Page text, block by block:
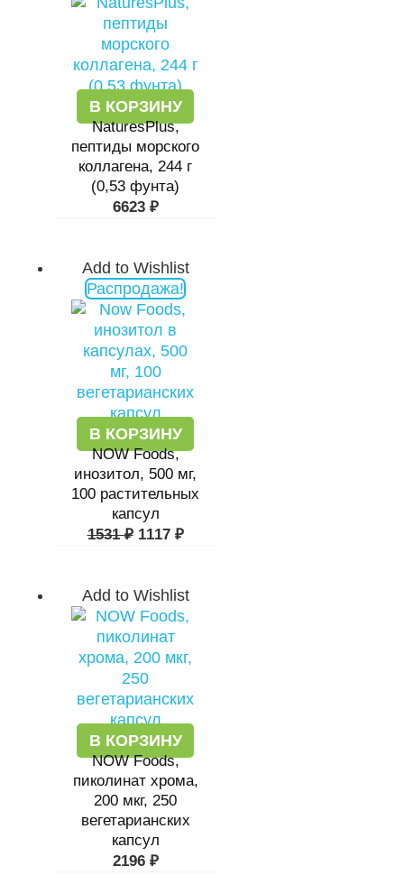
В КОРЗИНУ
NaturesPlus,
пептиды морского
коллагена, 244 г
(0,53 фунта)
6623 ₽
Add to Wishlist
Распродажа!
В КОРЗИНУ
NOW Foods,
инозитол, 500 мг,
100 растительных
капсул
1531₽
Первоначальная
цена
составляла
1531 ₽.
1117 ₽
Текущая
цена:
1117 ₽.
Add to Wishlist
В КОРЗИНУ
NOW Foods,
пиколинат хрома,
200 мкг, 250
вегетарианских
капсул
2196 ₽